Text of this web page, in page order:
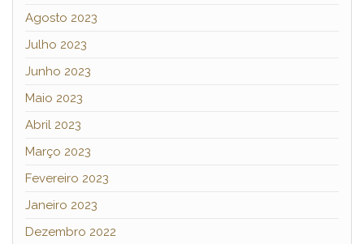
Agosto 2023
Julho 2023
Junho 2023
Maio 2023
Abril 2023
Março 2023
Fevereiro 2023
Janeiro 2023
Dezembro 2022